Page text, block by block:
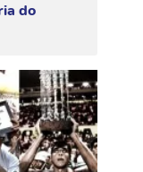
do